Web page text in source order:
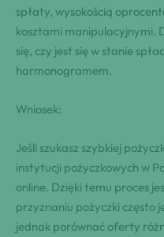
spłaty, ⁢wysokością
⁣kosztami manipulacyjnymi.⁢
się, czy jest się w stanie
⁣harmonogramem.
Wniosek:
Jeśli⁣ ‍szukasz ​szybkiej
⁣instytucji‍ pożyczkowych w⁤
online.‍ Dzięki temu‌ proces
przyznaniu pożyczki
jednak porównać ⁢oferty